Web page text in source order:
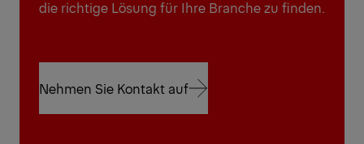
die richtige Lösung für Ihre Branche zu finden.
Nehmen Sie Kontakt auf